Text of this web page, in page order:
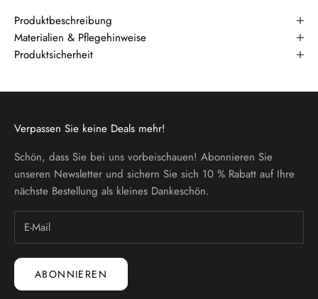
Produktbeschreibung
Materialien & Pflegehinweise
Produktsicherheit
Verpassen Sie keine Deals mehr!
Schön, dass Sie bei uns vorbeischauen! Abonnieren Sie
unseren Newsletter und sichern Sie sich 10 % Rabatt auf Ihre
nächste Bestellung als kleines Dankeschön.
ABONNIEREN